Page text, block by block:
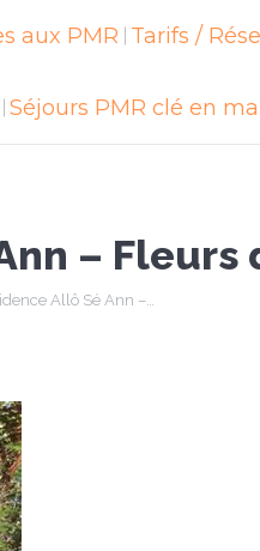
aux PMR Tarifs /
Séjours PMR clé en
– Fleurs
: Allô Sé Ann –…
aux PMR Tarifs /
Séjours PMR clé en